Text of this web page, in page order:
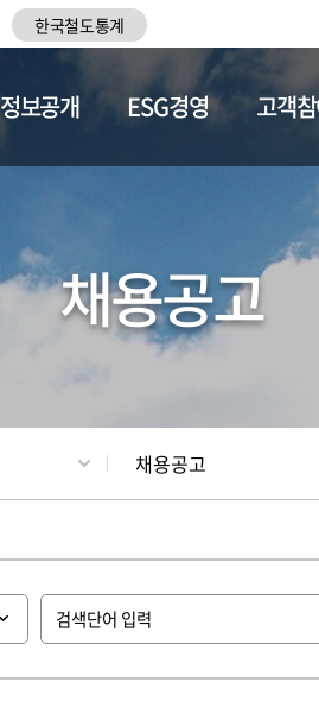
한국철도통계
정보공개 ESG경영 고객
채용공고
채용공고